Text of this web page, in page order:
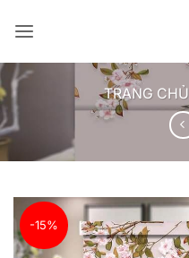
qua
dung
TRANG CHỦ
-15%